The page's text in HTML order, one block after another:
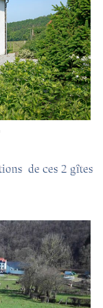
de ces 2 gîtes